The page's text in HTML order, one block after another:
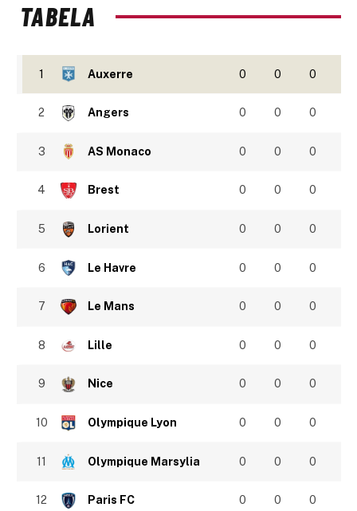
TABELA
1 Auxerre 0 0 0
2 Angers 0 0 0
3 AS Monaco 0 0 0
4 Brest 0 0 0
5 Lorient 0 0 0
6 Le Havre 0 0 0
7 Le Mans 0 0 0
8 Lille 0 0 0
9 Nice 0 0 0
10 Olympique Lyon 0 0 0
11 Olympique Marsylia 0 0 0
12 Paris FC 0 0 0